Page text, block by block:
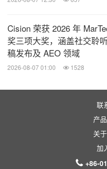
Cision 荣获 2026 年
奖三项大奖，涵盖社交聆
稿发布及 AEO 领域
2026-08-07 01:00 1528
联
产
关
加
+86-